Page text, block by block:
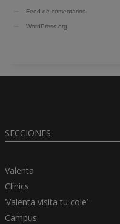
Feed de comentarios
WordPress.org
SECCIONES
Valenta
Clínics
‘Valenta visita tu cole’
Campus